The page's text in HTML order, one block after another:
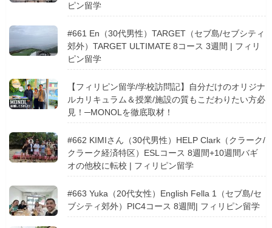
ピン留学
#661 En（30代男性）TARGET（セブ島/セブシティ
郊外）TARGET ULTIMATE 8コース 3週間 | フィリ
ピン留学
【フィリピン留学/学校訪問記】自分だけのオリジナ
ルカリキュラム＆授業/施設の質もこだわりたい方必
見！─MONOLを徹底取材！
#662 KIMIさん（30代男性）HELP Clark（クラーク/
クラーク経済特区）ESLコース 8週間+10週間バギ
オの他校に転校 | フィリピン留学
#663 Yuka（20代女性）English Fella 1（セブ島/セ
ブシティ郊外）PIC4コース 8週間| フィリピン留学